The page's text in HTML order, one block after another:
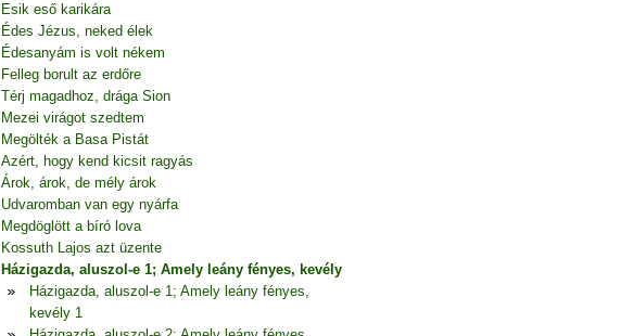
Esik eső karikára
Édes Jézus, neked élek
Édesanyám is volt nékem
Felleg borult az erdőre
Térj magadhoz, drága Sion
Mezei virágot szedtem
Megölték a Basa Pistát
Azért, hogy kend kicsit ragyás
Árok, árok, de mély árok
Udvaromban van egy nyárfa
Megdöglött a bíró lova
Kossuth Lajos azt üzente
Házigazda, aluszol-e 1; Amely leány fényes, kevély
Házigazda, aluszol-e 1; Amely leány fényes,
kevély 1